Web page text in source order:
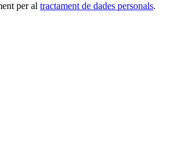
per al tractament de dades personals.